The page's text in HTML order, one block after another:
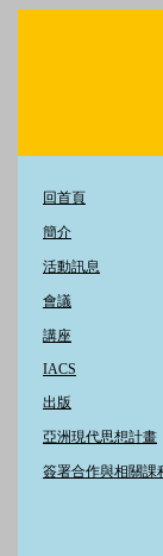
回首頁
簡介
活動訊息
會議
講座
IACS
出版
亞洲現代思想計畫
簽署合作與相關課